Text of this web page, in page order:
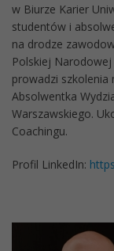
w Biurze Karier
studentów i
na drodze
Polskiej
prowadzi szkolenia
Absolwentka
Warszawskiego.
Coachingu.
Profil LinkedIn: